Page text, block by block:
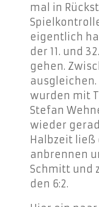
mal in
eigentlich
der 11. und
gehen.
wurden mit
Stefan
wieder
Halbzeit ließ
anbrennen
Schmitt und
den 6:2.